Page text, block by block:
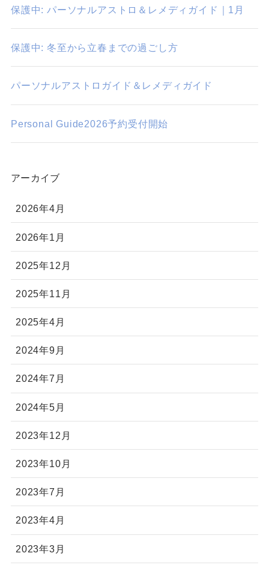
保護中: パーソナルアストロ＆レメディガイド｜1月
保護中: 冬至から立春までの過ごし方
パーソナルアストロガイド＆レメディガイド
Personal Guide2026予約受付開始
アーカイブ
2026年4月
2026年1月
2025年12月
2025年11月
2025年4月
2024年9月
2024年7月
2024年5月
2023年12月
2023年10月
2023年7月
2023年4月
2023年3月